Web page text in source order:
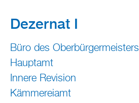
Dezernat I
Büro des Oberbürgermeisters
Hauptamt
Innere Revision
Kämmereiamt